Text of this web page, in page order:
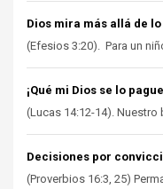
Dios mira más allá de
(Efesios 3:20). Para un
¡Qué mi Dios se lo
(Lucas 14:12-14).
Decisiones por
(Proverbios 16:3, 25)